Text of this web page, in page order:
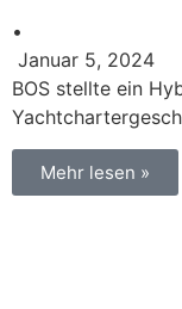
•
Januar 5, 2024
BOS stellte ein
Mehr lesen »